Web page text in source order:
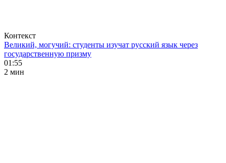
Контекст
Великий, могучий: студенты изучат русский язык через
государственную призму
01:55
2 мин